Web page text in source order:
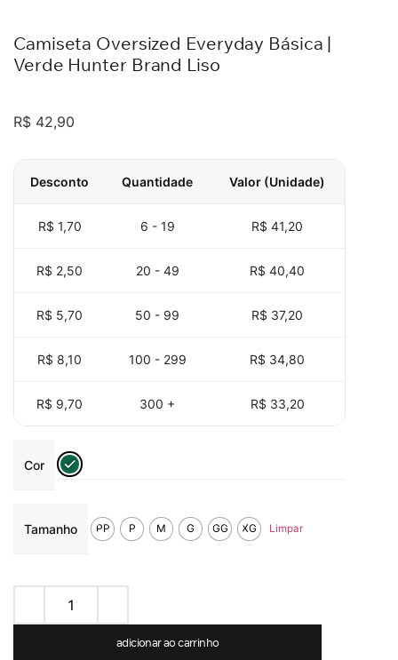
Camiseta Oversized Everyday Básica |
Verde Hunter Brand Liso
R$ 42,90
Desconto Quantidade Valor (Unidade)
R$ 1,70 6 - 19 R$ 41,20
R$ 2,50 20 - 49 R$ 40,40
R$ 5,70 50 - 99 R$ 37,20
R$ 8,10 100 - 299 R$ 34,80
R$ 9,70 300 + R$ 33,20
Cor
Tamanho PP P M G GG XG Limpar
adicionar ao carrinho